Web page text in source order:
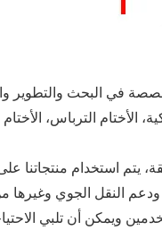
في البحث
الأختام الترباس،
يتم استخدام منتجاتنا
ودعم النقل الجوي
ويمكن أن تلبي